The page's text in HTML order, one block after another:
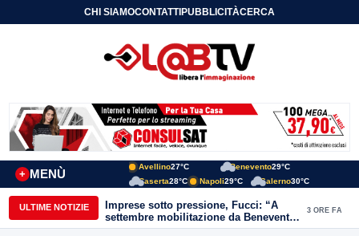
CHI SIAMOCONTATTIPUBBLICITÀCERCA
MENÙ
+
Avellino27°C Benevento29°C
Caserta28°C Napoli29°C Salerno30°C
ULTIME NOTIZIE
Imprese sotto pressione, Fucci: “A
settembre mobilitazione da Benevento
e Avellino”
3 ORE FA